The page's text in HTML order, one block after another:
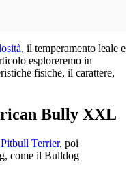
, il temperamento leale e
esploreremo in
fisiche, il carattere,
Bully XXL
Terrier, poi
come il Bulldog